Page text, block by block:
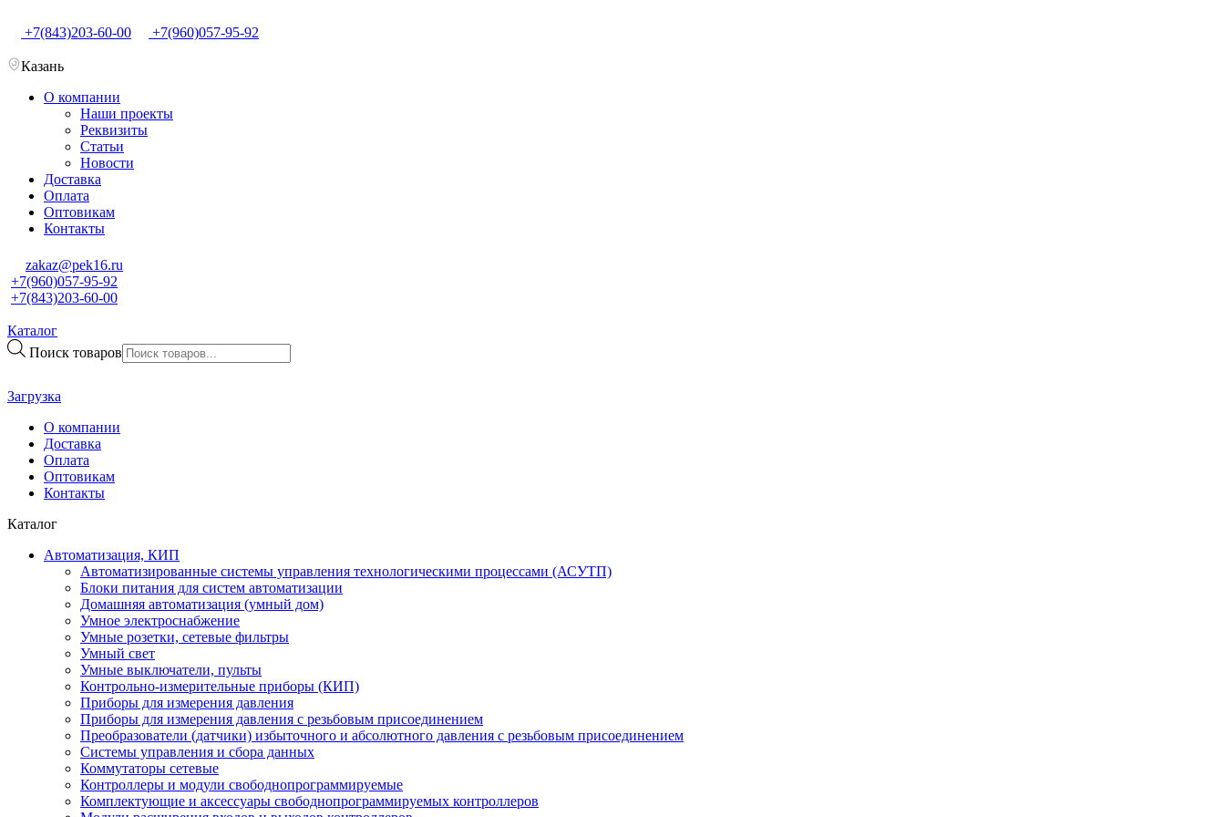
+7(843)203-60-00 +7(960)057-95-92
Казань
О компании
Наши проекты
Реквизиты
Статьи
Новости
Доставка
Оплата
Оптовикам
Контакты
zakaz@pek16.ru
+7(960)057-95-92
+7(843)203-60-00
Каталог
Поиск товаров
Загрузка
О компании
Доставка
Оплата
Оптовикам
Контакты
Каталог
Автоматизация, КИП
Автоматизированные системы управления технологическими процессами (АСУТП)
Блоки питания для систем автоматизации
Домашняя автоматизация (умный дом)
Умное электроснабжение
Умные розетки, сетевые фильтры
Умный свет
Умные выключатели, пульты
Контрольно-измерительные приборы (КИП)
Приборы для измерения давления
Приборы для измерения давления с резьбовым присоединением
Преобразователи (датчики) избыточного и абсолютного давления с резьбовым присоединением
Системы управления и сбора данных
Коммутаторы сетевые
Контроллеры и модули свободнопрограммируемые
Комплектующие и аксессуары свободнопрограммируемых контроллеров